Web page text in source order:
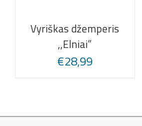
Vyriškas džemperis
,,Elniai”
€28,99